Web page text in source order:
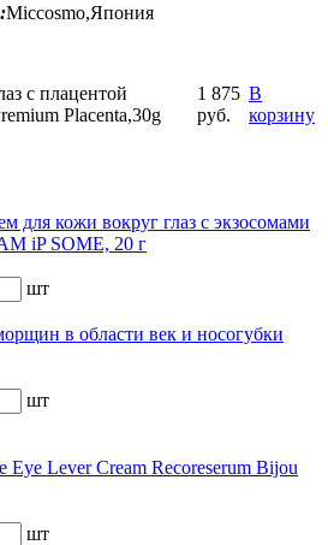
Miccosmo,Япония
с плацентой
Placenta,30g
1 875
руб.
В
корзину
для кожи вокруг глаз с экзосомами
iP SOME, 20 г
шт
в области век и носогубки
шт
Eye Lever Cream Recoreserum Bijou
шт